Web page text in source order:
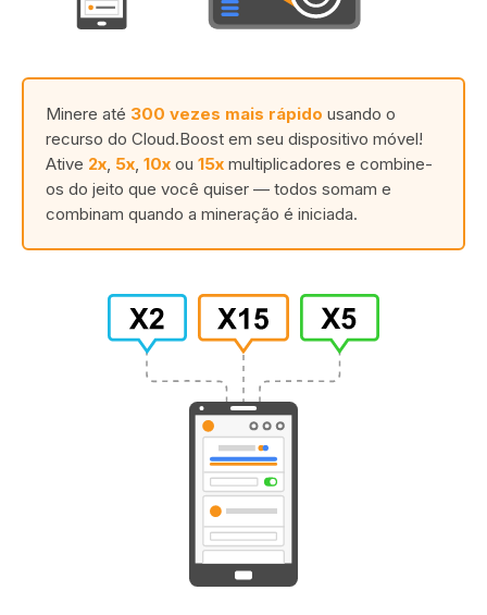
Minere até 300 vezes mais rápido usando o
recurso do Cloud.Boost em seu dispositivo móvel!
Ative 2x 5x 10x ou 15x multiplicadores e combine-
os do jeito que você quiser — todos somam e
combinam quando a mineração é iniciada.